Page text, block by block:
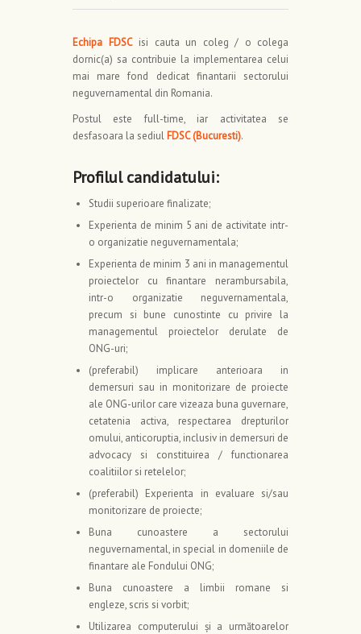
Echipa FDSCisi cauta un coleg / o colega
dornic(a) sa contribuie la implementarea celui
mai mare fond dedicat finantarii sectorului
neguvernamental din Romania.
Postul este full-time, iar activitatea se
desfasoara la sediul FDSC (Bucuresti).
Profilul candidatului:
Studii superioare finalizate;
Experienta de minim 5 ani de activitate intr-
o organizatie neguvernamentala;
Experienta de minim 3 ani in managementul
proiectelor cu finantare nerambursabila,
intr-o organizatie neguvernamentala,
precum si bune cunostinte cu privire la
managementul proiectelor derulate de
ONG-uri;
(preferabil) implicare anterioara in
demersuri sau in monitorizare de proiecte
ale ONG-urilor care vizeaza buna guvernare,
cetatenia activa, respectarea drepturilor
omului, anticoruptia, inclusiv in demersuri de
advocacy si constituirea / functionarea
coalitiilor si retelelor;
(preferabil) Experienta in evaluare si/sau
monitorizare de proiecte;
Buna cunoastere a sectorului
neguvernamental, in special in domeniile de
finantare ale Fondului ONG;
Buna cunoastere a limbii romane si
engleze, scris si vorbit;
Utilizarea computerului şi a următoarelor